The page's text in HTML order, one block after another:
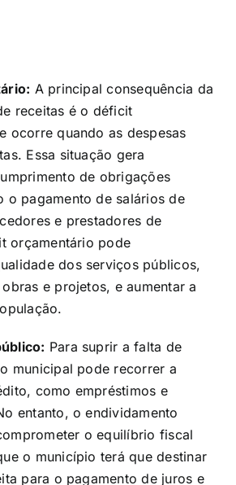
A principal consequência da
receitas é o déficit
ocorre quando as despesas
Essa situação gera
de obrigações
o pagamento de salários de
e prestadores de
orçamentário pode
dos serviços públicos,
e projetos, e aumentar a
Para suprir a falta de
municipal pode recorrer a
como empréstimos e
entanto, o endividamento
o equilíbrio fiscal
o município terá que destinar
para o pagamento de juros e